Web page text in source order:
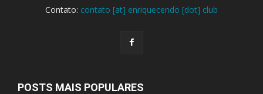
Contato: contato [at] enriquecendo [dot] club
POSTS MAIS POPULARES